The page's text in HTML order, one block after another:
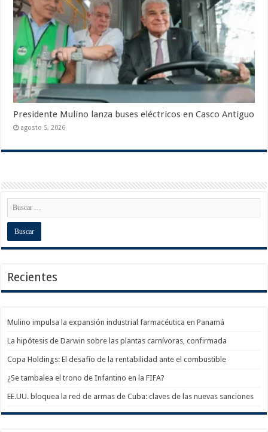
Presidente Mulino lanza buses eléctricos en Casco Antiguo
agosto 5, 2026
Recientes
Mulino impulsa la expansión industrial farmacéutica en Panamá
La hipótesis de Darwin sobre las plantas carnívoras, confirmada
Copa Holdings: El desafío de la rentabilidad ante el combustible
¿Se tambalea el trono de Infantino en la FIFA?
EE.UU. bloquea la red de armas de Cuba: claves de las nuevas sanciones